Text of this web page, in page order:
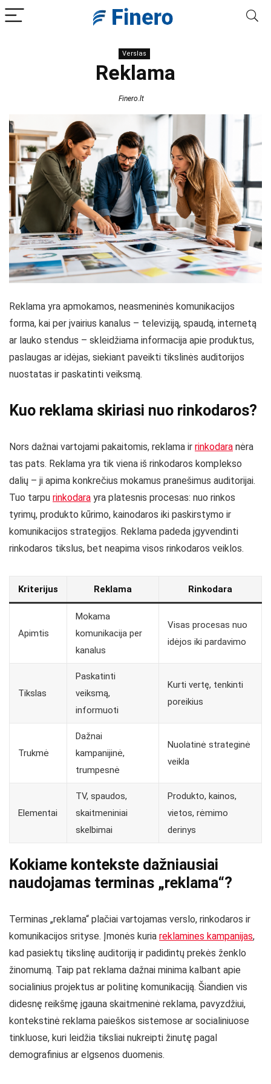
Verslas
Reklama
Finero.lt
Reklama yra apmokamos, neasmeninės komunikacijos
forma, kai per įvairius kanalus – televiziją, spaudą, internetą
ar lauko stendus – skleidžiama informacija apie produktus,
paslaugas ar idėjas, siekiant paveikti tikslinės auditorijos
nuostatas ir paskatinti veiksmą.
Kuo reklama skiriasi nuo rinkodaros?
Nors dažnai vartojami pakaitomis, reklama ir rinkodara nėra
tas pats. Reklama yra tik viena iš rinkodaros komplekso
dalių – ji apima konkrečius mokamus pranešimus auditorijai.
Tuo tarpu rinkodara yra platesnis procesas: nuo rinkos
tyrimų, produkto kūrimo, kainodaros iki paskirstymo ir
komunikacijos strategijos. Reklama padeda įgyvendinti
rinkodaros tikslus, bet neapima visos rinkodaros veiklos.
Kriterijus Reklama Rinkodara
Apimtis
Mokama
komunikacija per
kanalus
Visas procesas nuo
idėjos iki pardavimo
Tikslas
Paskatinti
veiksmą,
informuoti
Kurti vertę, tenkinti
poreikius
Trukmė
Dažnai
kampanijinė,
trumpesnė
Nuolatinė strateginė
veikla
Elementai
TV, spaudos,
skaitmeniniai
skelbimai
Produkto, kainos,
vietos, rėmimo
derinys
Kokiame kontekste dažniausiai
naudojamas terminas „reklama“?
Terminas „reklama“ plačiai vartojamas verslo, rinkodaros ir
komunikacijos srityse. Įmonės kuria reklamines kampanijas,
kad pasiektų tikslinę auditoriją ir padidintų prekės ženklo
žinomumą. Taip pat reklama dažnai minima kalbant apie
socialinius projektus ar politinę komunikaciją. Šiandien vis
didesnę reikšmę įgauna skaitmeninė reklama, pavyzdžiui,
kontekstinė reklama paieškos sistemose ar socialiniuose
tinkluose, kuri leidžia tiksliai nukreipti žinutę pagal
demografinius ar elgsenos duomenis.